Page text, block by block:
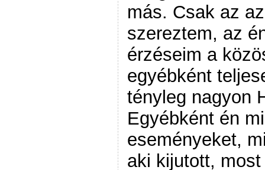
más. Csak az
szereztem, az
érzéseim a
egyébként
tényleg nagyon
Egyébként én
eseményeket,
aki kijutott,